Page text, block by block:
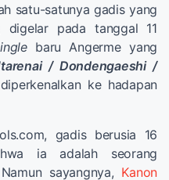
satu-satunya gadis yang
digelar pada tanggal 11
baru Angerme yang
/ Dondengaeshi /
ke hadapan
gadis berusia 16
ia adalah seorang
sayangnya, Kanon